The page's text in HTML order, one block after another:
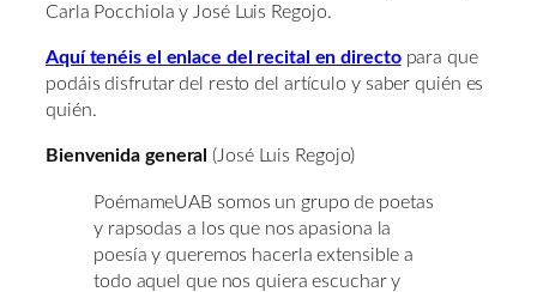
Carla Pocchiola y José Luis Regojo.
Aquí tenéis el enlace del recital en directopara que
podáis disfrutar del resto del artículo y saber quién es
quién.
Bienvenida general(José Luis Regojo)
PoémameUAB somos un grupo de poetas
y rapsodas a los que nos apasiona la
poesía y queremos hacerla extensible a
todo aquel que nos quiera escuchar y